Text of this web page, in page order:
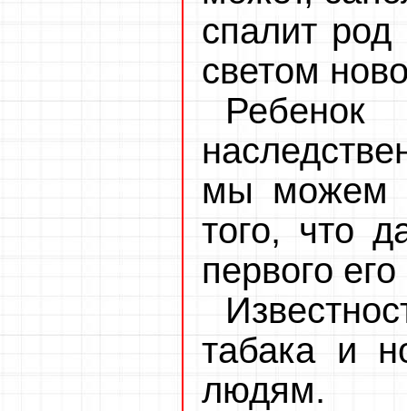
спалит род
светом
мы можем
того, что
первого
табака и
людям.